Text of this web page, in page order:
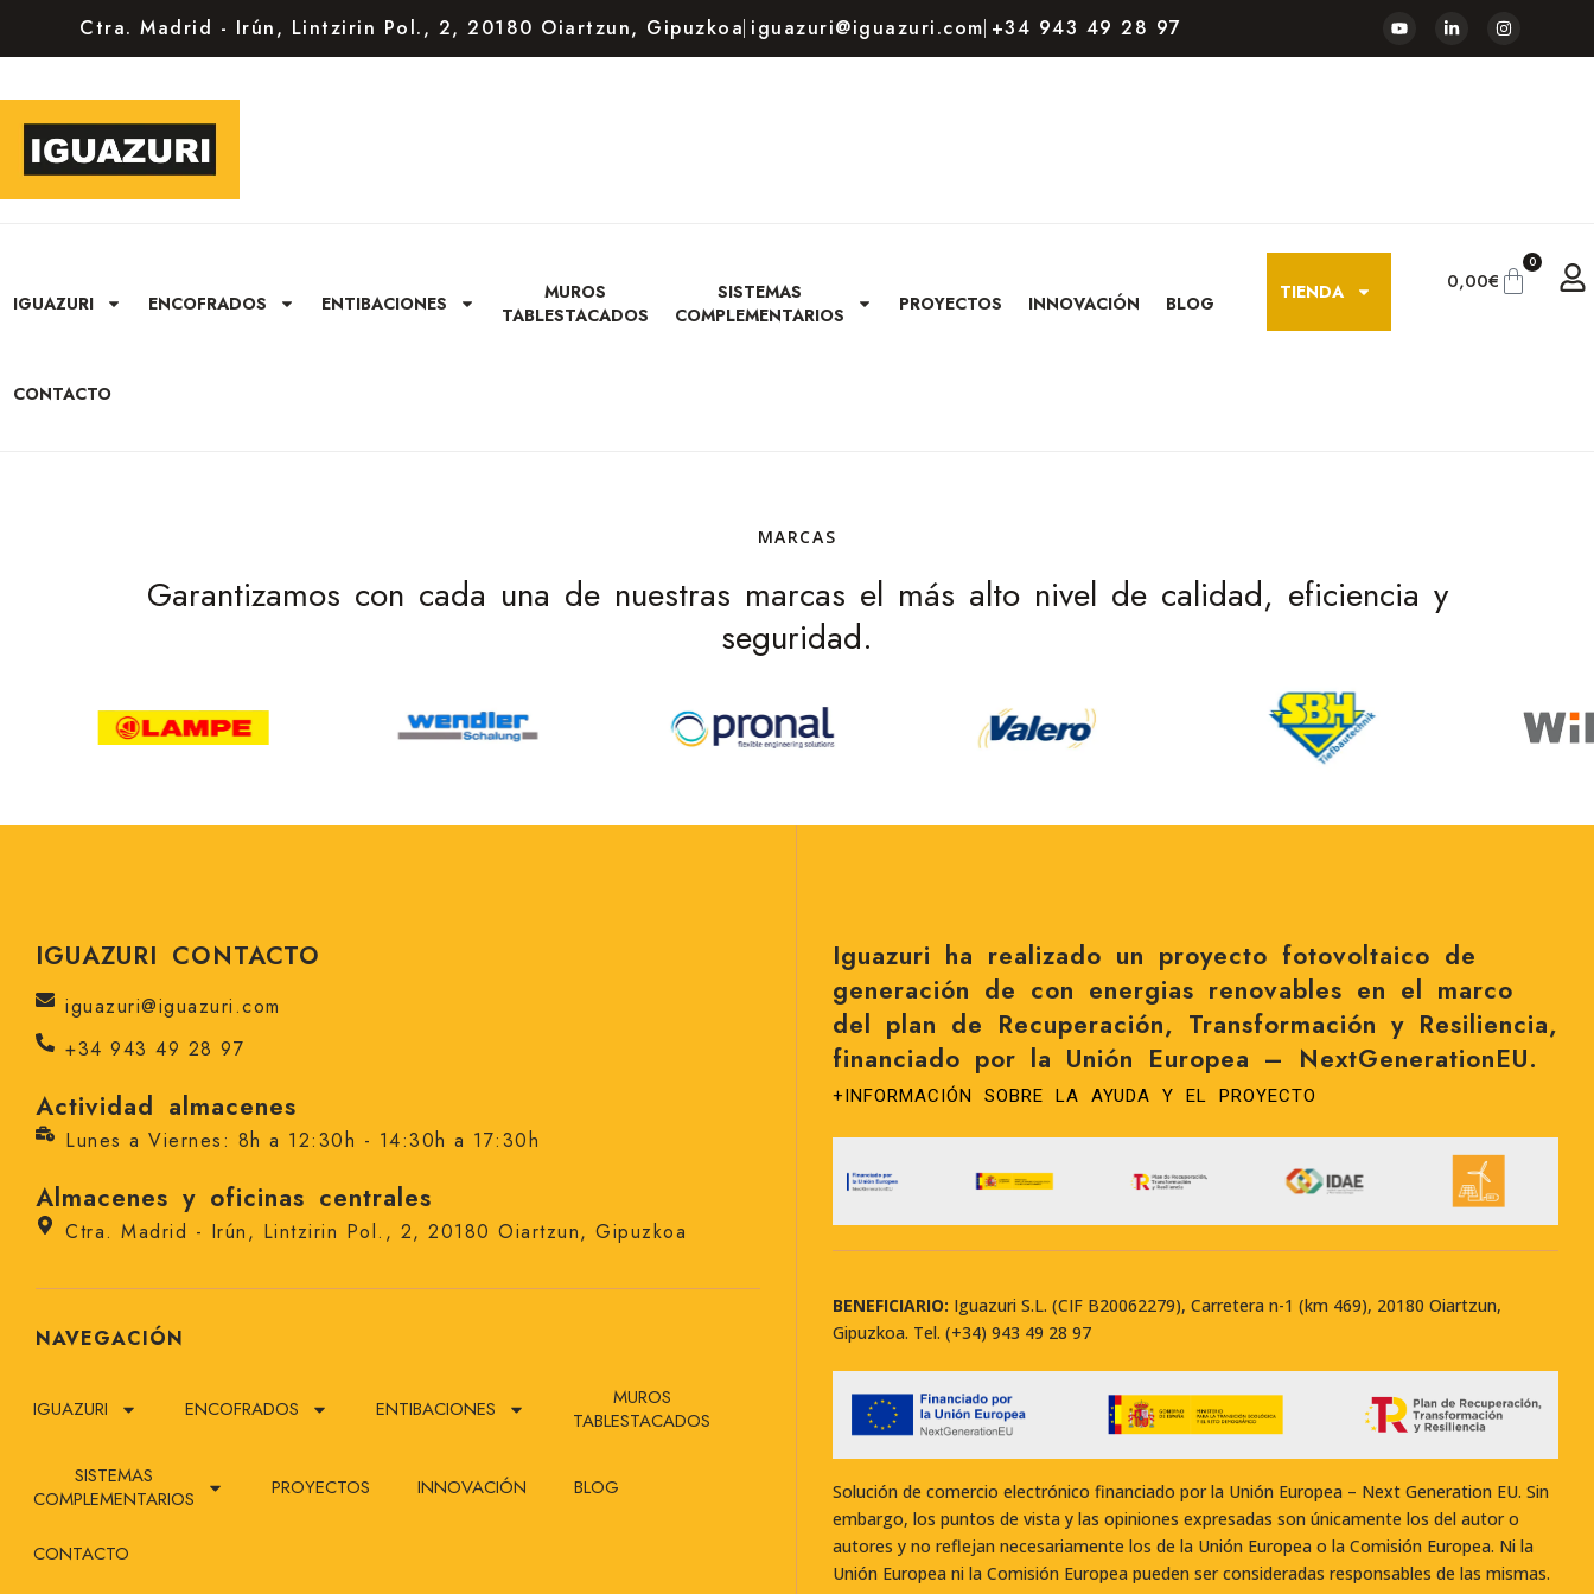
Ctra. Madrid - Irún, Lintzirin Pol., 2, 20180 Oiartzun, Gipuzkoa iguazuri@iguazuri.com +34 943 49 28 97
IGUAZURI ENCOFRADOS ENTIBACIONES
MUROS
TABLESTACADOS
SISTEMAS
COMPLEMENTARIOS
PROYECTOS INNOVACIÓN BLOG
CONTACTO
TIENDA 0,00€
0
MARCAS
Garantizamos con cada una de nuestras marcas el más alto nivel de calidad, eficiencia y
seguridad.
IGUAZURI CONTACTO
iguazuri@iguazuri.com
+34 943 49 28 97
Actividad almacenes
Lunes a Viernes: 8h a 12:30h - 14:30h a 17:30h
Almacenes y oficinas centrales
Ctra. Madrid - Irún, Lintzirin Pol., 2, 20180 Oiartzun, Gipuzkoa
NAVEGACIÓN
IGUAZURI ENCOFRADOS ENTIBACIONES
MUROS
TABLESTACADOS
SISTEMAS
COMPLEMENTARIOS
PROYECTOS INNOVACIÓN BLOG
CONTACTO
Iguazuri ha realizado un proyecto fotovoltaico de
generación de con energias renovables en el marco
del plan de Recuperación, Transformación y Resiliencia,
financiado por la Unión Europea – NextGenerationEU.
+INFORMACIÓN SOBRE LA AYUDA Y EL PROYECTO
BENEFICIARIO: Iguazuri S.L. (CIF B20062279), Carretera n-1 (km 469), 20180 Oiartzun,
Gipuzkoa. Tel. (+34) 943 49 28 97
Solución de comercio electrónico financiado por la Unión Europea – Next Generation EU. Sin
embargo, los puntos de vista y las opiniones expresadas son únicamente los del autor o
autores y no reflejan necesariamente los de la Unión Europea o la Comisión Europea. Ni la
Unión Europea ni la Comisión Europea pueden ser consideradas responsables de las mismas.